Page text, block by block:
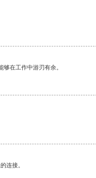
在工作中游刃有余。
连接。